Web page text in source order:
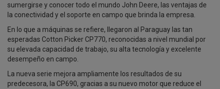
sumergirse y conocer todo el mundo John Deere, las ventajas de
la conectividad y el soporte en campo que brinda la empresa.
En lo que a máquinas se refiere, llegaron al Paraguay las tan
esperadas Cotton Picker CP770, reconocidas a nivel mundial por
su elevada capacidad de trabajo, su alta tecnología y excelente
desempeño en campo.
La nueva serie mejora ampliamente los resultados de su
predecesora, la CP690, gracias a su nuevo motor que reduce el